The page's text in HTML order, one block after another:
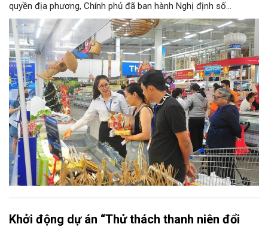
quyền địa phương, Chính phủ đã ban hành Nghị định số
146/2025/NĐ-CP ngày 12/6/2025 quy định về phân quyền, phân
cấp trong lĩnh vực công nghiệp và thương mại. Trong đó, lĩnh
vực bảo vệ quyền lợi người tiêu dùng có nhiều nội dung quan
trọng được phân cấp cho địa phương, góp phần đưa hoạt động
hỗ trợ người tiêu dùng đến gần người dân hơn.
Khởi động dự án “Thử thách thanh niên đổi